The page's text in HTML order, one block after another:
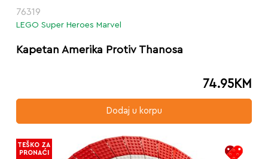
76319
LEGO Super Heroes Marvel
Kapetan Amerika Protiv Thanosa
74.95KM
Dodaj u korpu
TEŠKO ZA
PRONAĆI